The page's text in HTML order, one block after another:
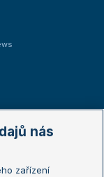
nás
zařízení